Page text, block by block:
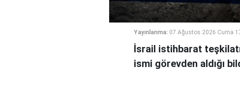
Yayınlanma: 07 Ağustos 2026 Cuma
İsrail istihbarat
ismi görevden aldığı